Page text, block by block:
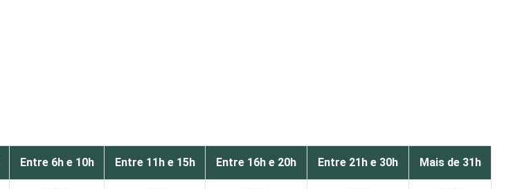
Entre 6h e 10h Entre 11h e 15h Entre 16h e 20h Entre 21h e 30h Mais de 31h